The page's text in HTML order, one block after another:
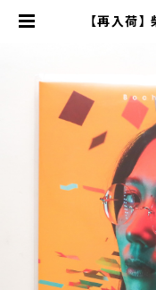
【再入荷